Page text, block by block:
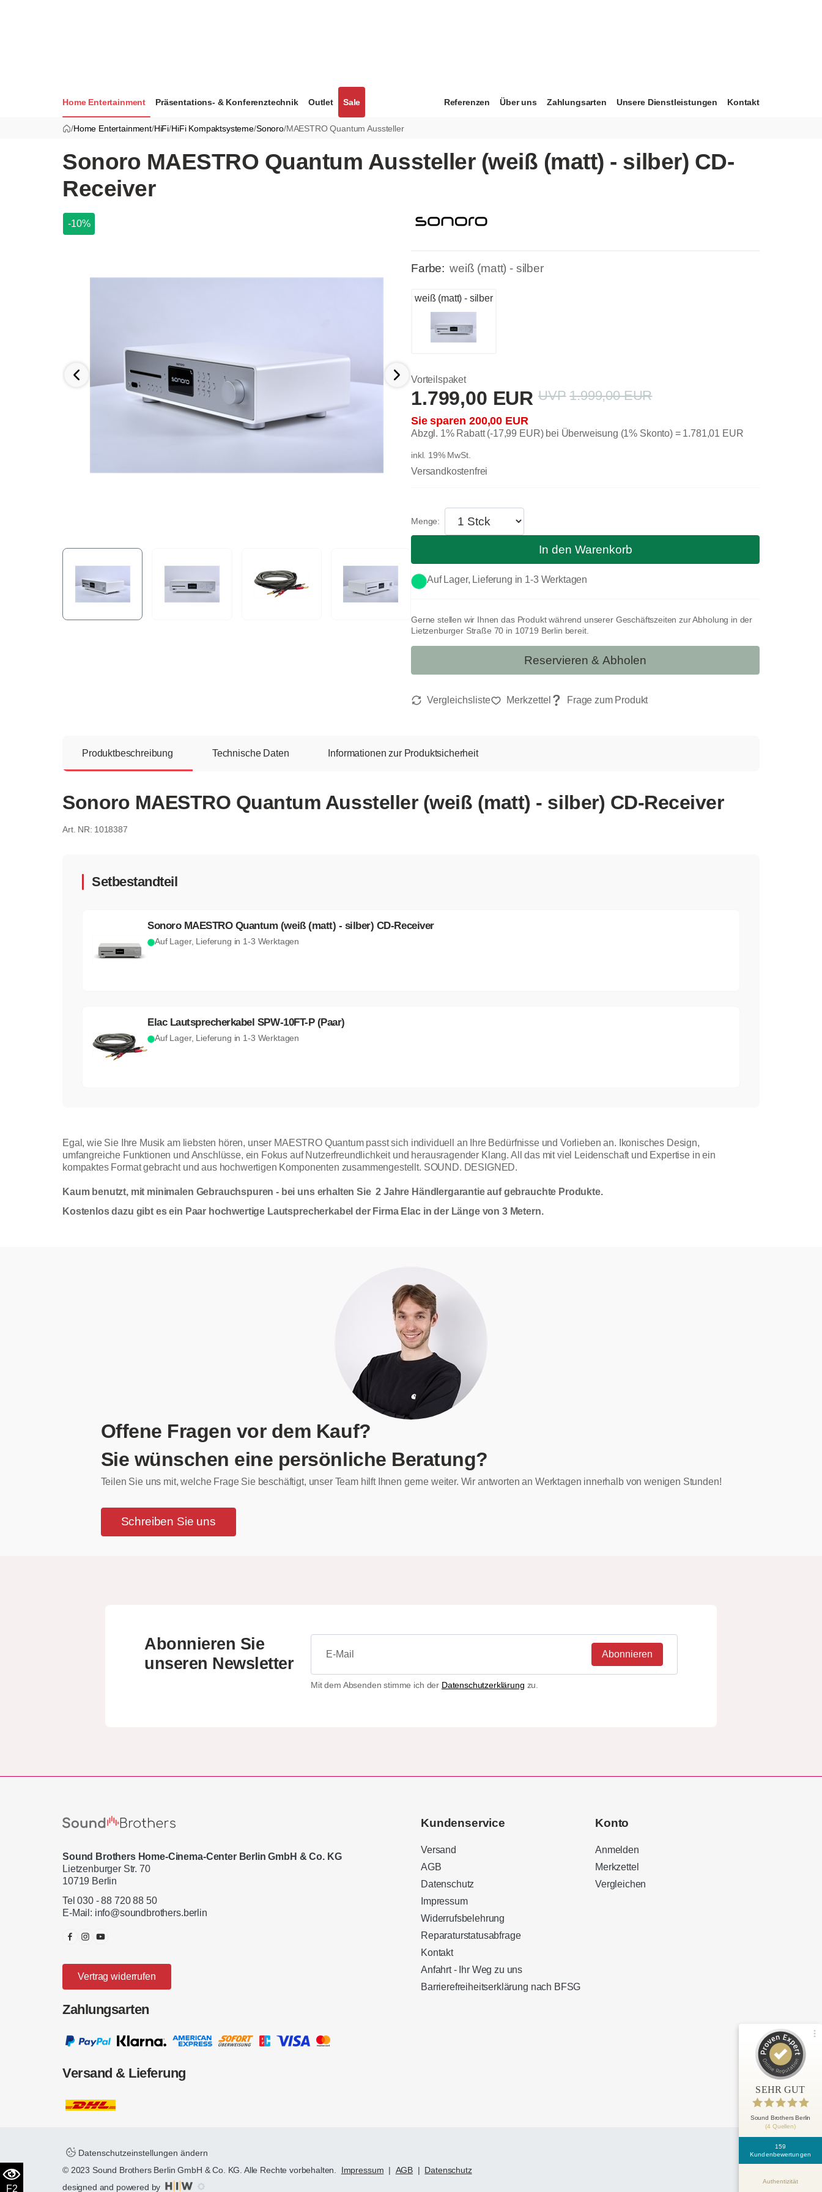
F2
Home Entertainment Präsentations- & Konferenztechnik Outlet Sale Referenzen Über uns Zahlungsarten Unsere Dienstleistungen Kontakt
/Home Entertainment/HiFi/HiFi Kompaktsysteme/Sonoro/MAESTRO Quantum Aussteller
Sonoro MAESTRO Quantum Aussteller (weiß (matt) - silber) CD-
Receiver
-10%
Farbe: weiß (matt) - silber
weiß (matt) - silber
Vorteilspaket
1.999,00 EUR
200,00 EUR
1.799,00 EUR
Abzgl. 1% Rabatt (-17,99 EUR) bei Überweisung (1% Skonto) = 1.781,01 EUR
inkl. 19% MwSt.
Versandkostenfrei
Gerne stellen wir Ihnen das Produkt während unserer Geschäftszeiten zur Abholung in der
Lietzenburger Straße 70 in 10719 Berlin bereit.
Reservieren & Abholen
Auf Lager, Lieferung in 1-3 Werktagen
In den Warenkorb
Produktbeschreibung Technische Daten Informationen zur Produktsicherheit
Sonoro MAESTRO Quantum Aussteller (weiß (matt) - silber) CD-Receiver
1018387
Setbestandteil
Sonoro MAESTRO Quantum (weiß (matt) - silber) CD-Receiver
Auf Lager, Lieferung in 1-3 Werktagen
Elac Lautsprecherkabel SPW-10FT-P (Paar)
Auf Lager, Lieferung in 1-3 Werktagen
Egal, wie Sie Ihre Musik am liebsten hören, unser MAESTRO Quantum passt sich individuell an Ihre Bedürfnisse und Vorlieben an. Ikonisches Design,
umfangreiche Funktionen und Anschlüsse, ein Fokus auf Nutzerfreundlichkeit und herausragender Klang. All das mit viel Leidenschaft und Expertise in ein
kompaktes Format gebracht und aus hochwertigen Komponenten zusammengestellt. SOUND. DESIGNED.
Kaum benutzt, mit minimalen Gebrauchspuren - bei uns erhalten Sie 2 Jahre Händlergarantie auf gebrauchte Produkte.
Kostenlos dazu gibt es ein Paar hochwertige Lautsprecherkabel der Firma Elac in der Länge von 3 Metern.
Offene Fragen vor dem Kauf?
Sie wünschen eine persönliche Beratung?
Teilen Sie uns mit, welche Frage Sie beschäftigt, unser Team hilft Ihnen gerne weiter. Wir antworten an Werktagen innerhalb von wenigen Stunden!
Schreiben Sie uns
Abonnieren Sie
unseren Newsletter
Abonnieren
Mit dem Absenden stimme ich der Datenschutzerklärung zu.
Sound Brothers Home-Cinema-Center Berlin GmbH & Co. KG
Lietzenburger Str. 70
10719 Berlin
Tel 030 - 88 720 88 50
E-Mail: info@soundbrothers.berlin
Vertrag widerrufen
Zahlungsarten
Versand & Lieferung
Kundenservice
Versand
AGB
Datenschutz
Impressum
Widerrufsbelehrung
Reparaturstatusabfrage
Kontakt
Anfahrt - Ihr Weg zu uns
Barrierefreiheitserklärung nach BFSG
Konto
Anmelden
Merkzettel
Vergleichen
Datenschutzeinstellungen ändern
© 2023 Sound Brothers Berlin GmbH & Co. KG. Alle Rechte vorbehalten. Impressum | AGB | Datenschutz
designed and powered by
SEHR GUT
Sound Brothers Berlin
(4 Quellen)
159
Kundenbewertungen
Authentizität
Blick aufs ProvenExpert-Profil werfen
Anonym
5
Erstklassige Beratung einer alten Frau
bei einem Kaffee durch Herrn Zimbardo!
Vorab avisierte, pünktliche L...